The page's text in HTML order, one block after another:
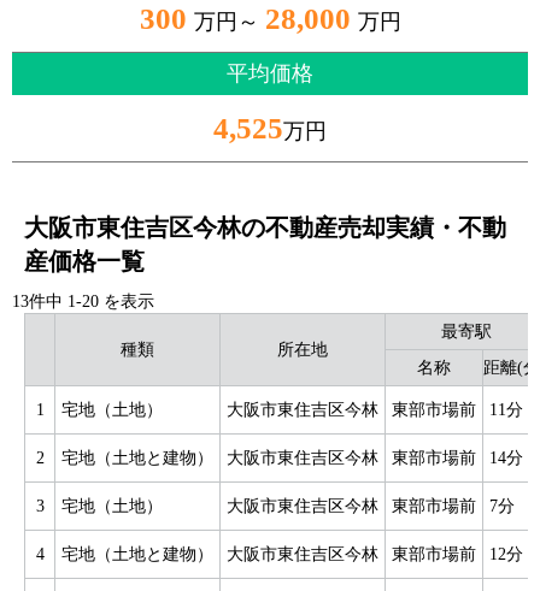
300 万円～ 28,000 万円
平均価格
4,525万円
大阪市東住吉区今林の不動産売却実績・不動
産価格一覧
13件中 1-20 を表示
種類 所在地
最寄駅
名称
距離(
1 宅地（土地） 大阪市東住吉区今林 東部市場前 11分
2 宅地（土地と建物） 大阪市東住吉区今林 東部市場前 14分
3 宅地（土地） 大阪市東住吉区今林 東部市場前 7分
4 宅地（土地と建物） 大阪市東住吉区今林 東部市場前 12分